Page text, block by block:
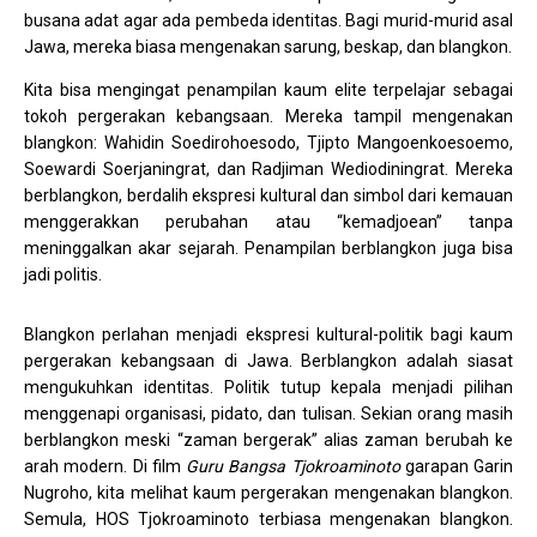
busana adat agar ada pembeda identitas. Bagi murid-murid asal
Jawa, mereka biasa mengenakan sarung, beskap, dan blangkon.
Kita bisa mengingat penampilan kaum elite terpelajar sebagai
tokoh pergerakan kebangsaan. Mereka tampil mengenakan
blangkon: Wahidin Soedirohoesodo, Tjipto Mangoenkoesoemo,
Soewardi Soerjaningrat, dan Radjiman Wediodiningrat. Mereka
berblangkon, berdalih ekspresi kultural dan simbol dari kemauan
menggerakkan perubahan atau “kemadjoean” tanpa
meninggalkan akar sejarah. Penampilan berblangkon juga bisa
jadi politis.
Blangkon perlahan menjadi ekspresi kultural-politik bagi kaum
pergerakan kebangsaan di Jawa. Berblangkon adalah siasat
mengukuhkan identitas. Politik tutup kepala menjadi pilihan
menggenapi organisasi, pidato, dan tulisan. Sekian orang masih
berblangkon meski “zaman bergerak” alias zaman berubah ke
arah modern. Di film Guru Bangsa Tjokroaminotogarapan Garin
Nugroho, kita melihat kaum pergerakan mengenakan blangkon.
Semula, HOS Tjokroaminoto terbiasa mengenakan blangkon.